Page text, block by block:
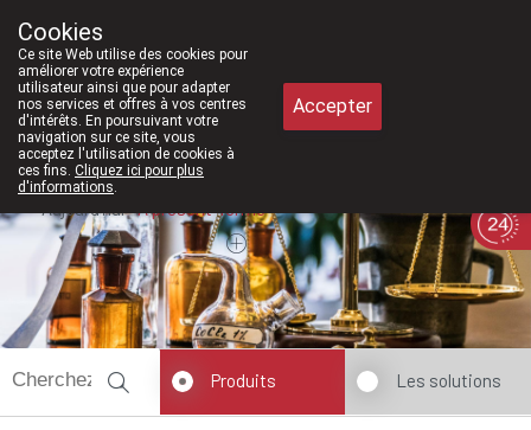
Aujourd'hui A présentfermé
Produits Les solutions
Cookies
Ce site Web utilise des cookies pour
améliorer votre expérience
utilisateur ainsi que pour adapter
nos services et offres à vos centres
d'intérêts. En poursuivant votre
navigation sur ce site, vous
acceptez l'utilisation de cookies à
ces fins. Cliquez ici pour plus
d'informations.
Accepter